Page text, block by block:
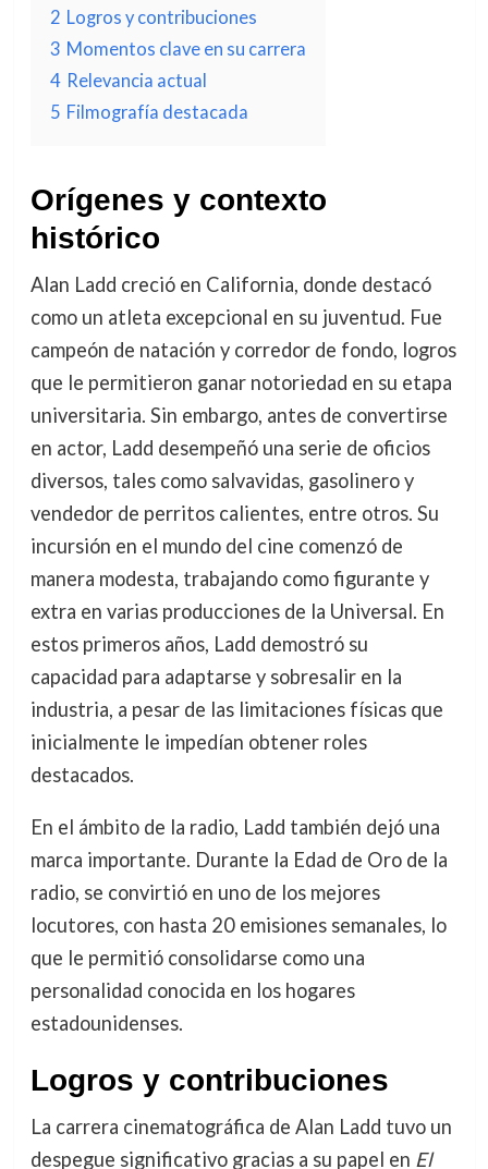
2 Logros y contribuciones
3 Momentos clave en su carrera
4 Relevancia actual
5 Filmografía destacada
Orígenes y contexto
histórico
Alan Ladd creció en California, donde destacó
como un atleta excepcional en su juventud. Fue
campeón de natación y corredor de fondo, logros
que le permitieron ganar notoriedad en su etapa
universitaria. Sin embargo, antes de convertirse
en actor, Ladd desempeñó una serie de oficios
diversos, tales como salvavidas, gasolinero y
vendedor de perritos calientes, entre otros. Su
incursión en el mundo del cine comenzó de
manera modesta, trabajando como figurante y
extra en varias producciones de la Universal. En
estos primeros años, Ladd demostró su
capacidad para adaptarse y sobresalir en la
industria, a pesar de las limitaciones físicas que
inicialmente le impedían obtener roles
destacados.
En el ámbito de la radio, Ladd también dejó una
marca importante. Durante la Edad de Oro de la
radio, se convirtió en uno de los mejores
locutores, con hasta 20 emisiones semanales, lo
que le permitió consolidarse como una
personalidad conocida en los hogares
estadounidenses.
Logros y contribuciones
La carrera cinematográfica de Alan Ladd tuvo un
despegue significativo gracias a su papel en El